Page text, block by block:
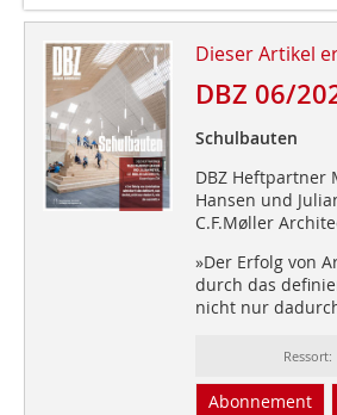
Dieser Artikel
DBZ 06/
Schulbauten
DBZ Heftpartner
Hansen und
C.F.Møller
»Der Erfolg von
durch das
nicht nur
Abonnement